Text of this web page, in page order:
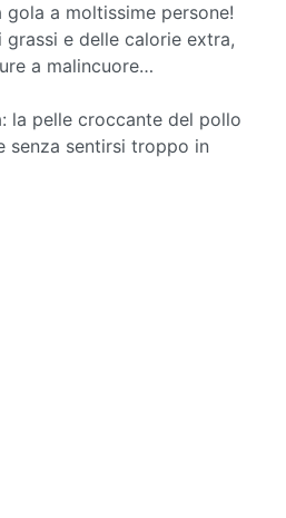
a moltissime persone!
e delle calorie extra,
a malincuore…
la pelle croccante del pollo
senza sentirsi troppo in